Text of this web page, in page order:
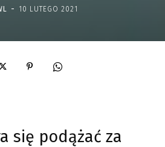
- 10 LUTEGO 2021
się podążać za